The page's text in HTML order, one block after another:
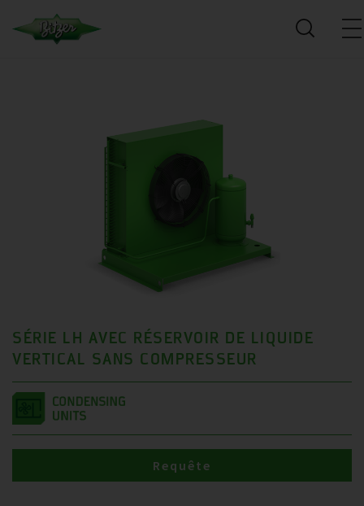
SÉRIE LH AVEC RÉSERVOIR DE LIQUIDE
VERTICAL SANS COMPRESSEUR
Requête